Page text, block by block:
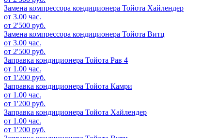
Замена компрессора кондиционера Тойота Хайлендер
от 3.00 час.
от 2'500 руб.
Замена компрессора кондиционера Тойота Витц
от 3.00 час.
от 2'500 руб.
Заправка кондиционера Тойота Рав 4
от 1.00 час.
от 1'200 руб.
Заправка кондиционера Тойота Камри
от 1.00 час.
от 1'200 руб.
Заправка кондиционера Тойота Хайлендер
от 1.00 час.
от 1'200 руб.